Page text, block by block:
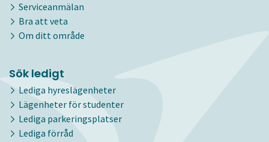
Serviceanmälan
Bra att veta
Om ditt område
Sök ledigt
Lediga hyreslägenheter
Lägenheter för studenter
Lediga parkeringsplatser
Lediga förråd